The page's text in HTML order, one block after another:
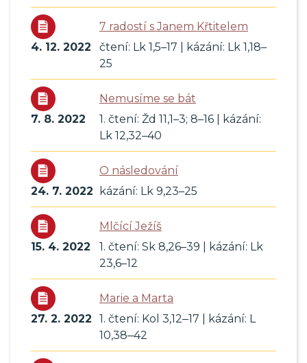
7 radostí s Janem Křtitelem
4. 12. 2022
čtení: Lk 1,5–17 | kázání: Lk 1,18–
25
Nemusíme se bát
7. 8. 2022
1. čtení: Žd 11,1–3; 8–16 | kázání:
Lk 12,32–40
O následování
24. 7. 2022
kázání: Lk 9,23–25
Mlčící Ježíš
15. 4. 2022
1. čtení: Sk 8,26–39 | kázání: Lk
23,6–12
Marie a Marta
27. 2. 2022
1. čtení: Kol 3,12‒17 | kázání: L
10,38‒42